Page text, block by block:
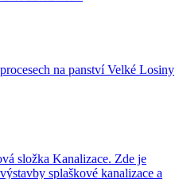
na panství Velké Losiny
složka Kanalizace. Zde je
splaškové kanalizace a